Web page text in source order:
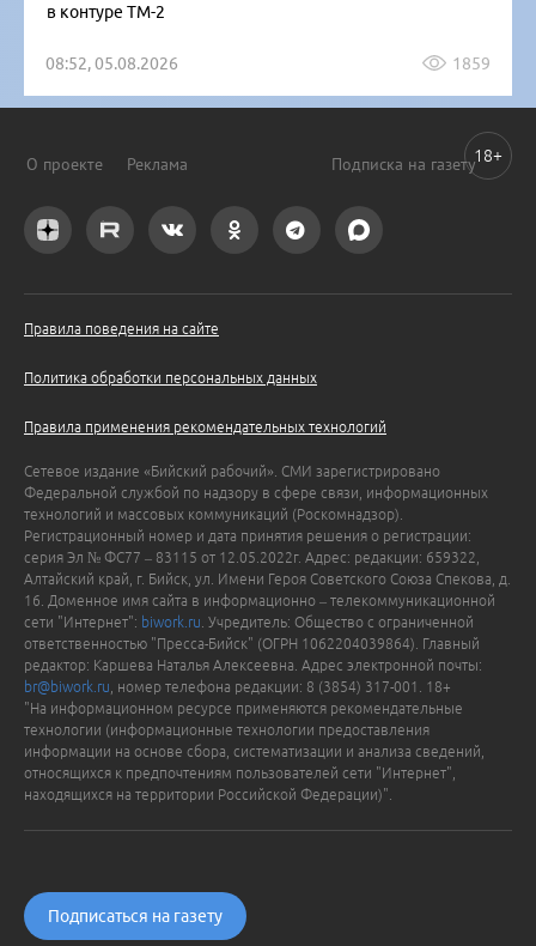
в контуре ТМ-2
08:52, 05.08.2026 1859
О проекте Реклама Подписка на газету
Правила поведения на сайте
Политика обработки персональных данных
Правила применения рекомендательных технологий
Сетевое издание «Бийский рабочий». СМИ зарегистрировано
Федеральной службой по надзору в сфере связи, информационных
технологий и массовых коммуникаций (Роскомнадзор).
Регистрационный номер и дата принятия решения о регистрации:
серия Эл № ФС77 – 83115 от 12.05.2022г. Адрес: редакции: 659322,
Алтайский край, г. Бийск, ул. Имени Героя Советского Союза Спекова, д.
16. Доменное имя сайта в информационно – телекоммуникационной
сети "Интернет": biwork.ru . Учредитель: Общество с ограниченной
ответственностью "Пресса-Бийск" (ОГРН 1062204039864). Главный
редактор: Каршева Наталья Алексеевна. Адрес электронной почты:
br@biwork.ru , номер телефона редакции: 8 (3854) 317-001. 18+
"На информационном ресурсе применяются рекомендательные
технологии (информационные технологии предоставления
информации на основе сбора, систематизации и анализа сведений,
относящихся к предпочтениям пользователей сети "Интернет",
находящихся на территории Российской Федерации)".
Подписаться на газету
18+